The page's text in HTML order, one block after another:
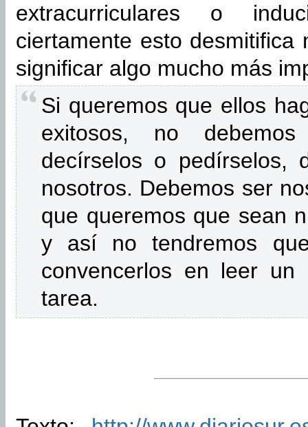
extracurriculares o
ciertamente esto desmitifica
significar algo mucho más
Si queremos que ellos
exitosos, no
decírselos o pedírselos,
nosotros. Debemos ser
que queremos que sean
y así no tendremos
convencerlos en leer
tarea.